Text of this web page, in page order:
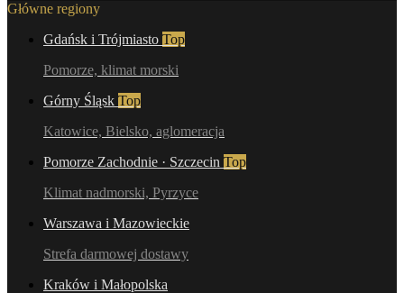
Główne regiony
Gdańsk i Trójmiasto Top
Pomorze, klimat morski
Górny Śląsk Top
Katowice, Bielsko, aglomeracja
Pomorze Zachodnie · Szczecin Top
Klimat nadmorski, Pyrzyce
Warszawa i Mazowieckie
Strefa darmowej dostawy
Kraków i Małopolska